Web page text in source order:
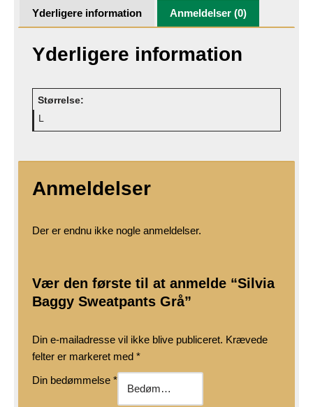
Yderligere information Anmeldelser (0)
Yderligere information
Størrelse:
L
Anmeldelser
Der er endnu ikke nogle anmeldelser.
Vær den første til at anmelde “Silvia
Baggy Sweatpants Grå”
Din e-mailadresse vil ikke blive publiceret. Krævede
felter er markeret med *
Din bedømmelse *